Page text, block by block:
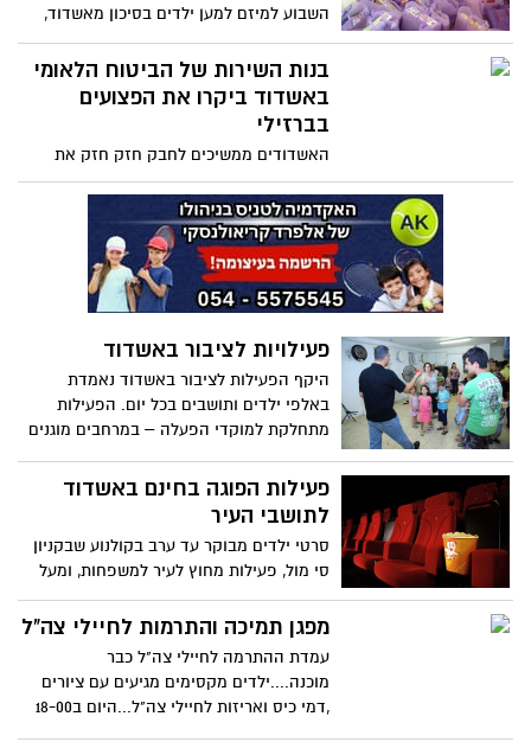
השבוע למיזם למען ילדים בסיכון מאשדוד,
הם ארזו להם צעצועים, ממתקים וחוברות
צביעה ויצאו יחד עם העובדות הסוציאליות
לשמח את הילדים ולאפשר להורים כמה שעות
של שקט בתקופה הקשה
בנות השירות של הביטוח הלאומי
באשדוד ביקרו את הפצועים
בברזילי
האשדודים ממשיכים לחבק חזק חזק את
החיילים הלוחמים בעזה, שמגינים בגופם על
תושבי ישראל. בנות שירות מסניף הביטוח
הלאומי באשדוד אפו עוגות ועוגיות ונסעו
לשמח את הפצועים מהלחימה שמאושפזים
בבית החולים ברזילי באשקלון
פעילויות לציבור באשדוד
היקף הפעילות לציבור באשדוד נאמדת
באלפי ילדים ותושבים בכל יום. הפעילות
מתחלקת למוקדי הפעלה – במרחבים מוגנים
מוסעים ילדים ומשפחות למוקדים שונים
ברחבי המדינה. על המשימות המורכבות הללו
אחראים: עיריית אשדוד – מינהלות הרבעים,
והחברה העירונית לתרבות ופנאי – המתנ"סים
ותחום נוער וקהילה.
פעילות הפוגה בחינם באשדוד
לתושבי העיר
סרטי ילדים מבוקר עד ערב בקולנוע שבקניון
סי מול, פעילות מחוץ לעיר למשפחות, ומעל
100 מוקדי הפגה ברחבי העיר – הכל חינם
וללא תשלום לתושבי אשדוד
מפגן תמיכה והתרמות לחיילי צה"ל
עמדת ההתרמה לחיילי צה"ל כבר
מוכנה....ילדים מקסימים מגיעים עם ציורים
,דמי כיס ואריזות לחיילי צה"ל...היום ב18-00